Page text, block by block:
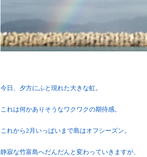
今日、夕方にふと現れた大きな虹。
これは何かありそうなワクワクの期待感。
これから2月いっぱいまで島はオフシーズン。
静寂な竹富島へだんだんと変わっていきますが、